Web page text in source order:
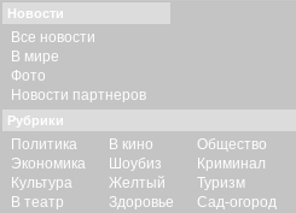
Новости
Все новости
В мире
Фото
Новости партнеров
Рубрики
Политика
Экономика
Культура
В театр
В кино
Шоубиз
Желтый
Здоровье
Общество
Криминал
Туризм
Сад-огород